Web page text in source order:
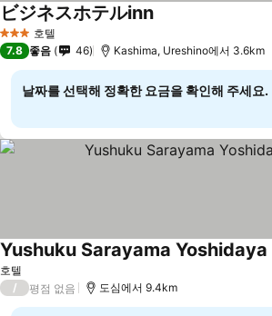
3 성급 호텔
ビジネスホテルinn
7.8 좋음 46 Kashima, Ureshino에서 3.6km
날짜를 선택해 정확한 요금을 확인해 주세요.
호텔
Yushuku Sarayama
/ 평점 없음 도심에서 9.4km